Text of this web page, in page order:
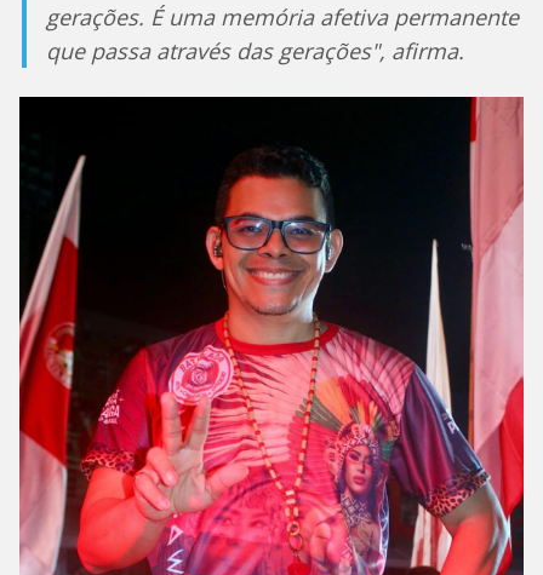
gerações. É uma memória afetiva permanente
que passa através das gerações", afirma.